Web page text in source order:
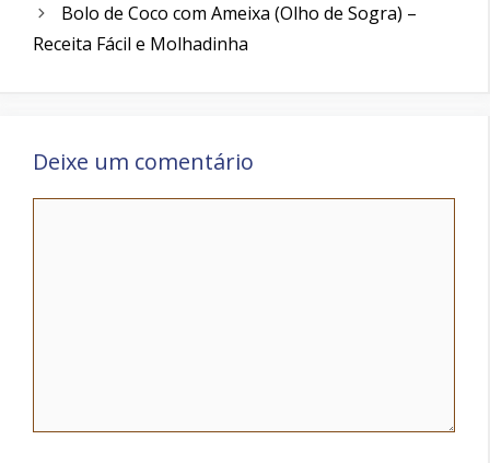
Bolo de Coco com Ameixa (Olho de Sogra) –
Receita Fácil e Molhadinha
Deixe um comentário